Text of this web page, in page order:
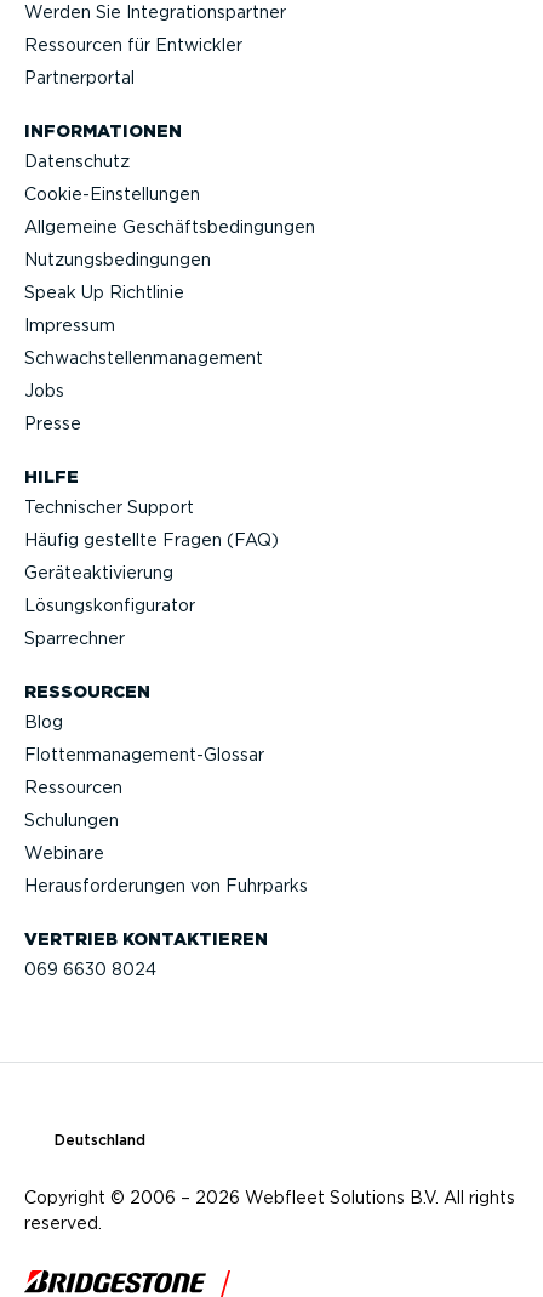
VERTRIEB KONTAK­TIEREN
069 6630 8024
HILFE
Technischer Support
Häufig gestellte Fragen (FAQ)
Geräteak­ti­vierung
Lösungs­kon­fi­gu­rator
Sparrechner
RESSOURCEN
Blog
Flotten­management-Glossar
Ressourcen
Schulungen
Webinare
Heraus­for­de­rungen von Fuhrparks
Werden Sie Integra­ti­ons­partner
Ressourcen für Entwickler
Partner­portal
INFOR­MA­TIONEN
Datenschutz
Cookie-Ein­stel­lungen
Allgemeine Geschäfts­be­din­gungen
Nutzungs­be­din­gungen
Speak Up Richtlinie
Impressum
Schwach­stel­len­ma­nagement
Jobs
Presse
Copyright © 2006 – 2026 Webfleet Solutions B.V. All rights
reserved.
Deutschland